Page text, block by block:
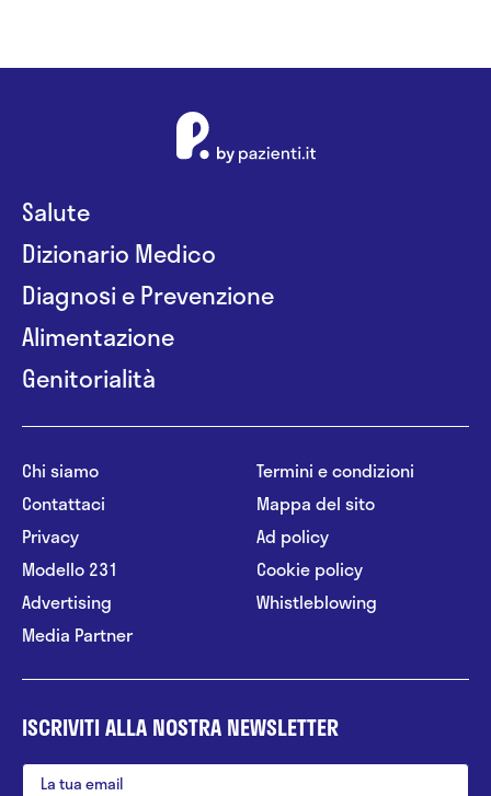
Salute
Dizionario Medico
Diagnosi e Prevenzione
Alimentazione
Genitorialità
Chi siamo
Contattaci
Privacy
Modello 231
Advertising
Media Partner
Termini e condizioni
Mappa del sito
Ad policy
Cookie policy
Whistleblowing
ISCRIVITI ALLA NOSTRA NEWSLETTER